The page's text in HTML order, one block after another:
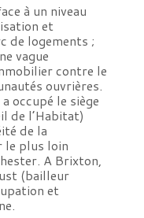
à un niveau
et
de logements ;
vague
contre le
ouvrières.
occupé le siège
de l’Habitat)
de la
le plus loin
A Brixton,
(bailleur
et